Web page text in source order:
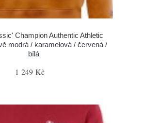
Champion Authentic Athletic
modrá / karamelová / červená /
bílá
1 249 Kč